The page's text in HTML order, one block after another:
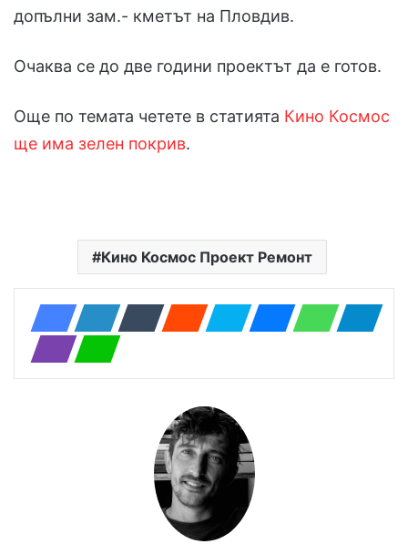
допълни зам.- кметът на Пловдив.
Очаква се до две години проектът да е готов.
Още по темата четете в статията Кино Космос
ще има зелен покрив.
Кино Космос Проект Ремонт